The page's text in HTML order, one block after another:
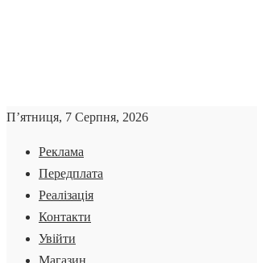
П’ятниця, 7 Серпня, 2026
Реклама
Передплата
Реалізація
Контакти
Увійти
Магазин